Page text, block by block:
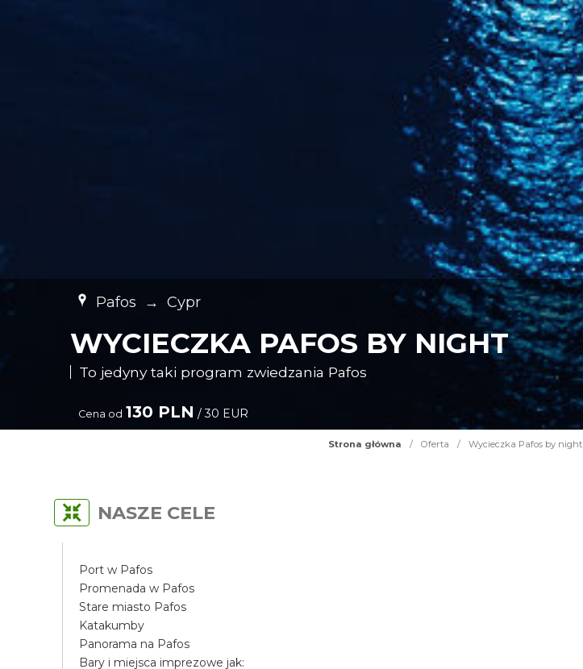
Pafos → Cypr
WYCIECZKA PAFOS BY NIGHT
To jedyny taki program zwiedzania Pafos
Cena od 130 PLN / 30 EUR
Strona główna / Oferta / Wycieczka Pafos by night
NASZE CELE
Port w Pafos
Promenada w Pafos
Stare miasto Pafos
Katakumby
Panorama na Pafos
Bary i miejsca imprezowe jak: